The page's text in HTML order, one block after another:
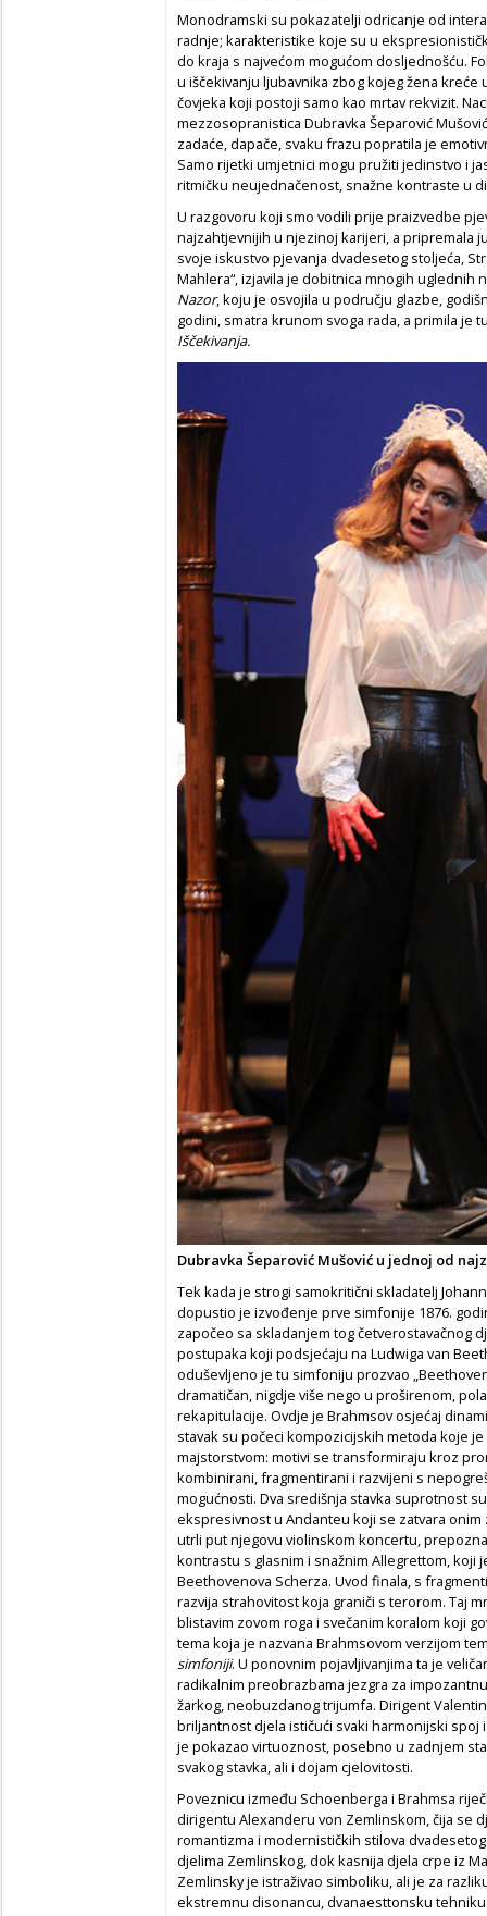
Monodramski su pokazatelji odricanje od
radnje; karakteristike koje su u
do kraja s najvećom mogućom dosljednošću.
u iščekivanju ljubavnika zbog kojeg žena
čovjeka koji postoji samo kao mrtav rekvizit.
mezzosopranistica Dubravka Šeparović
zadaće, dapače, svaku frazu popratila je
Samo rijetki umjetnici mogu pružiti jedinstvo i
ritmičku neujednačenost, snažne kontraste u
U razgovoru koji smo vodili prije praizvedbe
najzahtjevnijih u njezinoj karijeri, a pripremala
svoje iskustvo pjevanja dvadesetog stoljeća,
Mahlera“, izjavila je dobitnica mnogih uglednih
Nazor,koju je osvojila u području glazbe,
godini, smatra krunom svoga rada, a primila je
Iščekivanja.
Dubravka Šeparović Mušović u jednoj od
Tek kada je strogi samokritični skladatelj
dopustio je izvođenje prve simfonije 1876.
započeo sa skladanjem tog četverostavačnog
postupaka koji podsjećaju na Ludwiga van
oduševljeno je tu simfoniju prozvao
dramatičan, nigdje više nego u proširenom,
rekapitulacije. Ovdje je Brahmsov osjećaj
stavak su počeci kompozicijskih metoda koje
majstorstvom: motivi se transformiraju kroz
kombinirani, fragmentirani i razvijeni s
mogućnosti. Dva središnja stavka suprotnost
ekspresivnost u Andanteu koji se zatvara
utrli put njegovu violinskom koncertu,
kontrastu s glasnim i snažnim Allegrettom, koji
Beethovenova Scherza. Uvod finala, s
razvija strahovitost koja graniči s terorom. Taj
blistavim zovom roga i svečanim koralom koji
tema koja je nazvana Brahmsovom verzijom
simfoniji. U ponovnim pojavljivanjima ta je
radikalnim preobrazbama jezgra za
žarkog, neobuzdanog trijumfa. Dirigent
briljantnost djela ističući svaki harmonijski spoj
je pokazao virtuoznost, posebno u zadnjem
svakog stavka, ali i dojam cjelovitosti.
Poveznicu između Schoenberga i Brahmsa
dirigentu Alexanderu von Zemlinskom, čija se
romantizma i modernističkih stilova
djelima Zemlinskog, dok kasnija djela crpe iz
Zemlinsky je istraživao simboliku, ali je za
ekstremnu disonancu, dvanaesttonsku